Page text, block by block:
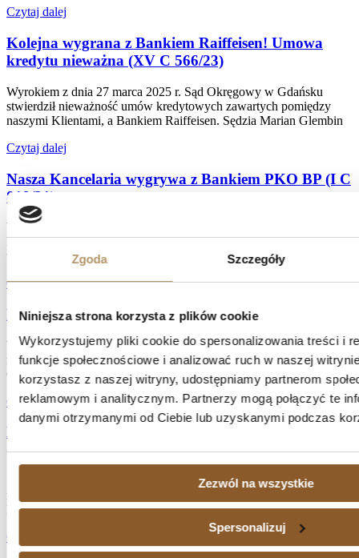
Zgoda Szczegóły
Niniejsza strona korzysta z plików cookie
Wykorzystujemy pliki cookie do spersonalizowania treści i
funkcje społecznościowe i analizować ruch w naszej
korzystasz z naszej witryny, udostępniamy partnerom
reklamowym i analitycznym. Partnerzy mogą połączyć te
danymi otrzymanymi od Ciebie lub uzyskanymi podczas
Zezwól na wszystkie
Spersonalizuj
Czytaj dalej
Kolejna wygrana z Bankiem Raiffeisen! Umowa
kredytu nieważna (XV C 566/23)
Wyrokiem z dnia 27 marca 2025 r. Sąd Okręgowy w Gdańsku
stwierdził nieważność umów kredytowych zawartych pomiędzy
naszymi Klientami, a Bankiem Raiffeisen. Sędzia Marian Glembin
Czytaj dalej
Nasza Kancelaria wygrywa z Bankiem PKO BP (I C
819/21)
W dniu 14 marca 2025 r. Sąd Okręgowy w Gdańsku wydał kolejny
korzystny wyrok dla Klientów naszej Kancelarii i ustalił nieważność
umowy kredytu zawartej z
Czytaj dalej
Mbank przegrywa w I instancji (XV C 2123/22)
W dniu 12 marca 2025 r. zapadł wyrok w sprawie z powództwa
naszych Klientów przeciwko mBankowi. Sąd Okręgowy w
Gdańsku, w osobie Sędzi Agnieszki Piotrowskiej
Czytaj dalej
Kancelaria wygrywa z Bankiem BPH w I instancji!
(XV C 1239/20)
Sąd Okręgowy w Gdańsku w dniu 7 marca 2025 r. orzekł o
nieważności umowy kredytu, którą nasi Klienci zawarli z Bankiem
BPH. Sędzia Agnieszka Piotrowska
Czytaj dalej